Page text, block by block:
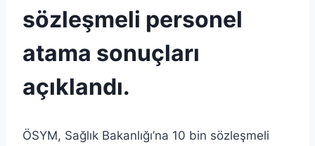
sözleşmeli personel
atama sonuçları
açıklandı.
ÖSYM, Sağlık Bakanlığı’na 10 bin sözleşmeli